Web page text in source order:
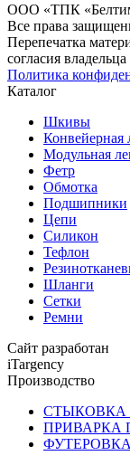
ООО «ТПК
Все права
Перепечатка
согласия владельца
Политика
Каталог
Шкивы
Конвейерная
Модульная
Фетр
Обмотка
Подшипники
Цепи
Силикон
Тефлон
Шланги
Сетки
Ремни
Сайт разработан
iTargency
Производство
СТЫКОВКА
ПРИВАРКА